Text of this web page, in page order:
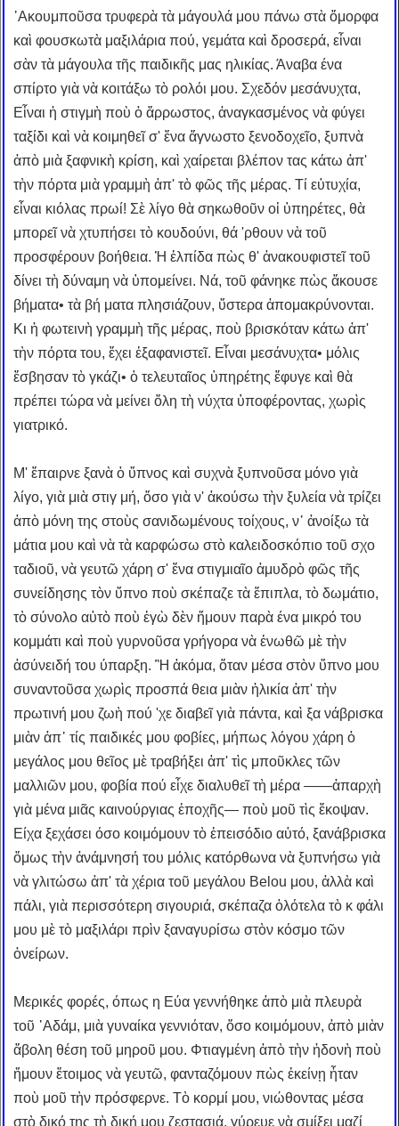
᾿Ακουμποῦσα τρυφερὰ τὰ μάγουλά μου πάνω στὰ ὄμορφα
καὶ φουσκωτὰ μαξιλάρια πού, γεμάτα καὶ δροσερά, εἶναι
σὰν τὰ μάγουλα τῆς παιδικῆς μας ηλικίας. Άναβα ένα
σπίρτο γιὰ νὰ κοιτάξω τὸ ρολόι μου. Σχεδόν μεσάνυχτα,
Εἶναι ἡ στιγμὴ ποὺ ὁ ἄρρωστος, ἀναγκασμένος νὰ φύγει
ταξίδι καὶ νὰ κοιμηθεῖ σ' ἕνα ἄγνωστο ξενοδοχεῖο, ξυπνὰ
ἀπὸ μιὰ ξαφνικὴ κρίση, καὶ χαίρεται βλέπον τας κάτω ἀπ'
τὴν πόρτα μιὰ γραμμὴ ἀπ' τὸ φῶς τῆς μέρας. Τί εὐτυχία,
εἶναι κιόλας πρωί! Σὲ λίγο θὰ σηκωθοῦν οἱ ὑπηρέτες, θὰ
μπορεῖ νὰ χτυπήσει τὸ κουδούνι, θά 'ρθουν νὰ τοῦ
προσφέρουν βοήθεια. Ἡ ἐλπίδα πὼς θ' ἀνακουφιστεῖ τοῦ
δίνει τὴ δύναμη νὰ ὑπομείνει. Νά, τοῦ φάνηκε πὼς ἄκουσε
βήματα• τὰ βή ματα πλησιάζουν, ὕστερα ἀπομακρύνονται.
Κι ἡ φωτεινὴ γραμμὴ τῆς μέρας, ποὺ βρισκόταν κάτω ἀπ'
τὴν πόρτα του, ἔχει ἐξαφανιστεῖ. Εἶναι μεσάνυχτα• μόλις
ἔσβησαν τὸ γκάζι• ὁ τελευταῖος ὑπηρέτης ἔφυγε καὶ θὰ
πρέπει τώρα νὰ μείνει ὅλη τὴ νύχτα ὑποφέροντας, χωρὶς
γιατρικό.
Μ' ἔπαιρνε ξανὰ ὁ ὕπνος καὶ συχνὰ ξυπνοῦσα μόνο γιὰ
λίγο, γιὰ μιὰ στιγ μή, ὅσο γιὰ ν' ἀκούσω τὴν ξυλεία νὰ τρίζει
ἀπὸ μόνη της στοὺς σανιδωμένους τοίχους, ν᾿ ἀνοίξω τὰ
μάτια μου καὶ νὰ τὰ καρφώσω στὸ καλειδοσκόπιο τοῦ σχο
ταδιοῦ, νὰ γευτῶ χάρη σ' ἕνα στιγμιαῖο ἀμυδρὸ φῶς τῆς
συνείδησης τὸν ὕπνο ποὺ σκέπαζε τὰ ἔπιπλα, τὸ δωμάτιο,
τὸ σύνολο αὐτὸ ποὺ ἐγὼ δὲν ἤμουν παρὰ ένα μικρό του
κομμάτι καὶ ποὺ γυρνοῦσα γρήγορα νὰ ἑνωθῶ μὲ τὴν
ἀσύνειδή του ύπαρξη. Ἢ ἀκόμα, ὅταν μέσα στὸν ὕπνο μου
συναντοῦσα χωρὶς προσπά θεια μιὰν ἡλικία ἀπ' τὴν
πρωτινή μου ζωὴ πού 'χε διαβεῖ γιὰ πάντα, καὶ ξα νάβρισκα
μιὰν ἀπ᾿ τίς παιδικές μου φοβίες, μήπως λόγου χάρη ὁ
μεγάλος μου θεῖος μὲ τραβήξει ἀπ' τὶς μποῦκλες τῶν
μαλλιῶν μου, φοβία πού εἶχε διαλυθεῖ τὴ μέρα ——ἀπαρχὴ
γιὰ μένα μιᾶς καινούργιας ἐποχῆς— ποὺ μοῦ τὶς ἔκοψαν.
Είχα ξεχάσει όσο κοιμόμουν τὸ ἐπεισόδιο αὐτό, ξανάβρισκα
ὅμως τὴν ἀνάμνησή του μόλις κατόρθωνα νὰ ξυπνήσω γιὰ
νὰ γλιτώσω ἀπ' τὰ χέρια τοῦ μεγάλου Belou μου, ἀλλὰ καὶ
πάλι, γιὰ περισσότερη σιγουριά, σκέπαζα ὁλότελα τὸ κ φάλι
μου μὲ τὸ μαξιλάρι πρὶν ξαναγυρίσω στὸν κόσμο τῶν
ὀνείρων.
Μερικές φορές, όπως η Εύα γεννήθηκε ἀπὸ μιὰ πλευρὰ
τοῦ ᾿Αδάμ, μιὰ γυναίκα γεννιόταν, ὅσο κοιμόμουν, ἀπὸ μιὰν
ἄβολη θέση τοῦ μηροῦ μου. Φτιαγμένη ἀπὸ τὴν ἡδονὴ ποὺ
ἤμουν ἕτοιμος νὰ γευτῶ, φανταζόμουν πὼς ἐκείνῃ ἦταν
ποὺ μοῦ τὴν πρόσφερνε. Τὸ κορμί μου, νιώθοντας μέσα
στὸ δικό της τὴ δική μου ζεστασιά, γύρευε νὰ σμίξει μαζί